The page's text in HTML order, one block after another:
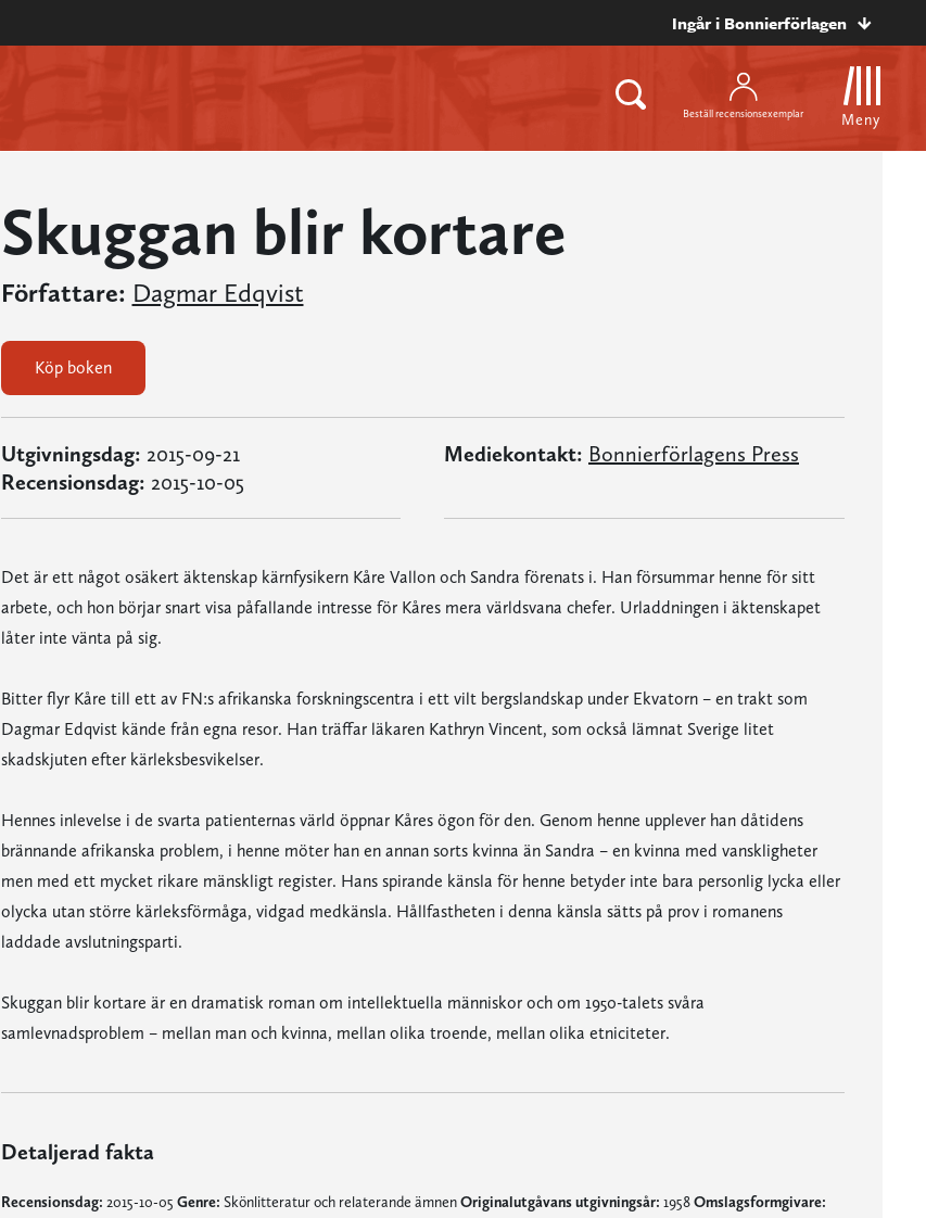
Ingår i Bonnierförlagen
Beställ recensionsexemplar Meny
Skuggan blir kortare
Författare: Dagmar Edqvist
Köp boken
Utgivningsdag: 2015-09-21
Recensionsdag: 2015-10-05
Mediekontakt: Bonnierförlagens Press
Det är ett något osäkert äktenskap kärnfysikern Kåre Vallon och Sandra förenats i. Han försummar henne för sitt
arbete, och hon börjar snart visa påfallande intresse för Kåres mera världsvana chefer. Urladdningen i äktenskapet
låter inte vänta på sig.
Bitter flyr Kåre till ett av FN:s afrikanska forskningscentra i ett vilt bergslandskap under Ekvatorn – en trakt som
Dagmar Edqvist kände från egna resor. Han träffar läkaren Kathryn Vincent, som också lämnat Sverige litet
skadskjuten efter kärleksbesvikelser.
Hennes inlevelse i de svarta patienternas värld öppnar Kåres ögon för den. Genom henne upplever han dåtidens
brännande afrikanska problem, i henne möter han en annan sorts kvinna än Sandra – en kvinna med vanskligheter
men med ett mycket rikare mänskligt register. Hans spirande känsla för henne betyder inte bara personlig lycka eller
olycka utan större kärleksförmåga, vidgad medkänsla. Hållfastheten i denna känsla sätts på prov i romanens
laddade avslutningsparti.
Skuggan blir kortare är en dramatisk roman om intellektuella människor och om 1950-talets svåra
samlevnadsproblem – mellan man och kvinna, mellan olika troende, mellan olika etniciteter.
Detaljerad fakta
Recensionsdag: 2015-10-05 Genre: Skönlitteratur och relaterande ämnenOriginalutgåvans utgivningsår: 1958Omslagsformgivare: